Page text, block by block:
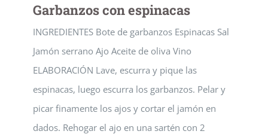
Garbanzos con espinacas
INGREDIENTES Bote de garbanzos Espinacas Sal
Jamón serrano Ajo Aceite de oliva Vino
ELABORACIÓN Lave, escurra y pique las
espinacas, luego escurra los garbanzos. Pelar y
picar finamente los ajos y cortar el jamón en
dados. Rehogar el ajo en una sartén con 2